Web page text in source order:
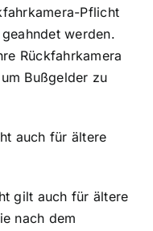
Pflicht
werden.
Rückfahrkamera
Bußgelder zu
auch für ältere
gilt auch für ältere
nach dem